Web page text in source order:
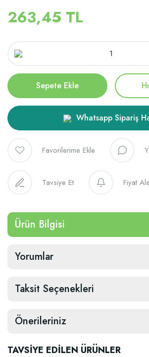
263,45 TL
Sepete Ekle
Whatsapp Sipariş
Tavsiye Et Fiyat
Ürün Bilgisi
Yorumlar
Taksit Seçenekleri
Önerileriniz
TAVSİYE EDİLEN ÜRÜNLER